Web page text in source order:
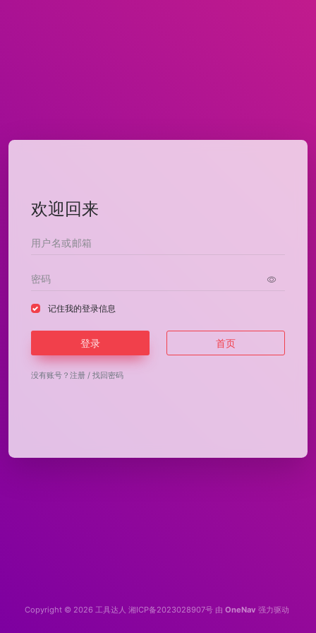
欢迎回来
记住我的登录信息
登录 首页
没有账号？ 注册 / 找回密码
Copyright © 2026 工具达人 湘ICP备2023028907号 由 OneNav 强力驱动